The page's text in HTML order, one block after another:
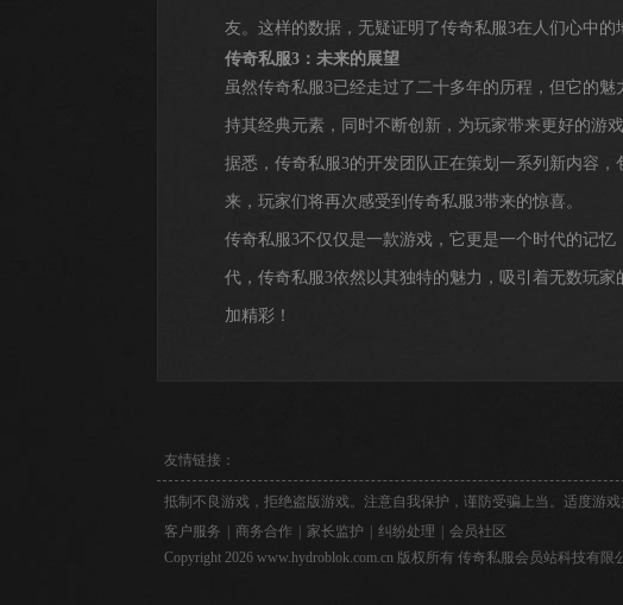
友。这样的数据，无疑证明了传奇私服3在人们心中的
传奇私服3：未来的展望
虽然传奇私服3已经走过了二十多年的历程，但它的
持其经典元素，同时不断创新，为玩家带来更好的游戏
据悉，传奇私服3的开发团队正在策划一系列新内容
来，玩家们将再次感受到传奇私服3带来的惊喜。
传奇私服3不仅仅是一款游戏，它更是一个时代的记
代，传奇私服3依然以其独特的魅力，吸引着无数玩
加精彩！
友情链接：
抵制不良游戏，拒绝盗版游戏。注意自我保护，谨防受骗上当。适度游
客户服务
商务合作 家长监护 纠纷处理
会员社区
Copyright 2026 www.hydroblok.com.cn 版权所有 传奇私服会员站科技有限